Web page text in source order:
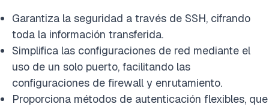
Garantiza la seguridad a través de SSH, cifrando
toda la información transferida.
Simplifica las configuraciones de red mediante el
uso de un solo puerto, facilitando las
configuraciones de firewall y enrutamiento.
Proporciona métodos de autenticación flexibles, que